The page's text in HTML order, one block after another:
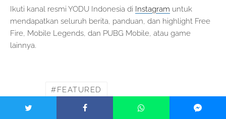
Ikuti kanal resmi YODU Indonesia di Instagram untuk
mendapatkan seluruh berita, panduan, dan highlight Free
Fire, Mobile Legends, dan PUBG Mobile, atau game
lainnya.
FEATURED
MOBILE LEGENDS BANG BANG